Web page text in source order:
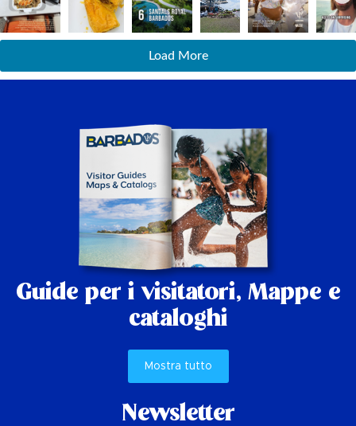
Load More
Guide per i visitatori, Mappe e
cataloghi
Mostra tutto
Newsletter